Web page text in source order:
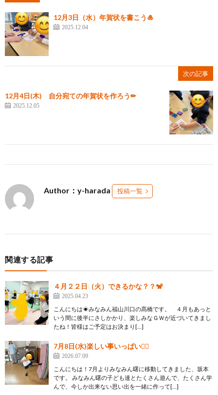
12月3日（水）年賀状を書こう🎍
2025.12.04
次の記事
12月4日(木) 自分宛ての年賀状を作ろう✏
2025.12.05
Author：y-harada 投稿一覧
関連する記事
４月２２日（火）できるかな？？🐒
2025.04.23
こんにちは☀みなみん福山川口の髙橋です。 ４月もあっと
いう間に後半にさしかかり、楽しみなＧＷが近づいてきまし
たね！皆様はご予定はお決まり[…]
7月8日(水)楽しい事いっぱい✌🏻
2026.07.09
こんにちは！7月よりみなみん曙に移動してきました、坂本
です。 みなみん曙の子ども達とたくさん遊んで、たくさん学
んで、今しか出来ない思い出を一緒に作って[…]